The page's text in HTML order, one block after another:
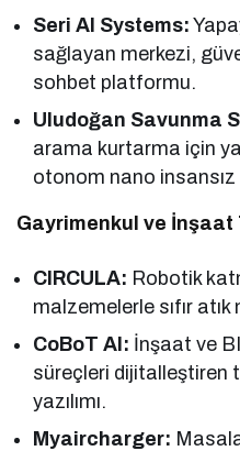
Seri AI Systems:
sağlayan merkezi,
sohbet platformu.
Uludoğan Savunma
arama kurtarma için
otonom nano
Gayrimenkul ve
CIRCULA: Robotik
malzemelerle sıfır
CoBoT AI: İnşaat ve
süreçleri dijitalleştiren
yazılımı.
Myaircharger: